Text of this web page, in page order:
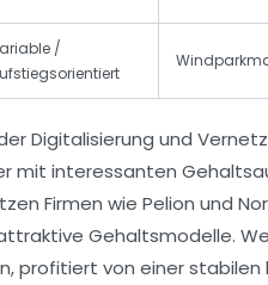
/
Digitalisierung und
mit interessanten
Firmen wie Pelion und
Gehaltsmodelle.
profitiert von einer stabilen